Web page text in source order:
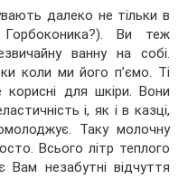
далеко не тільки в
Горбоконика?). Ви теж
ванну на собі.
коли ми його п’ємо. Ті
для шкіри. Вони
і, як і в казці,
Таку молочну
Всього літр теплого
незабутні відчуття